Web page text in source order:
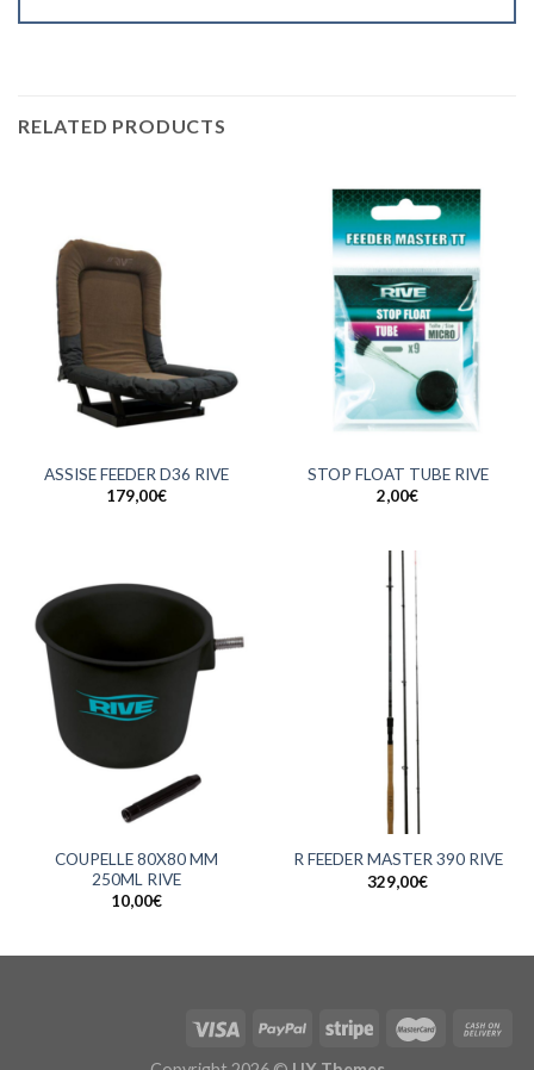
RELATED PRODUCTS
ASSISE FEEDER D36 RIVE
179,00€
STOP FLOAT TUBE RIVE
2,00€
COUPELLE 80X80 MM
250ML RIVE
10,00€
R FEEDER MASTER 390 RIVE
329,00€